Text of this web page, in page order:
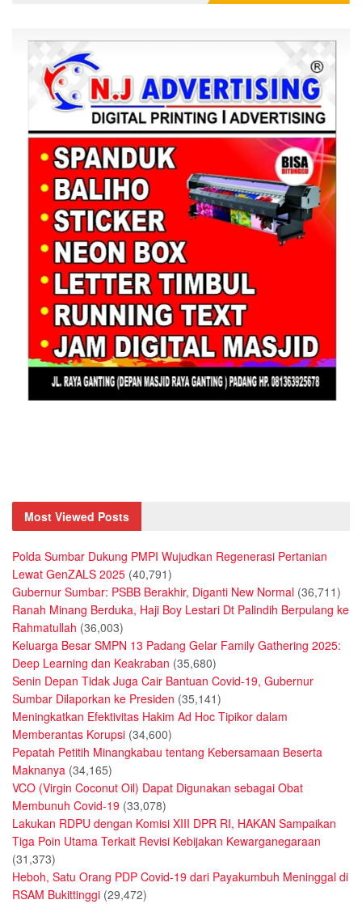
Most Viewed Posts
Polda Sumbar Dukung PMPI Wujudkan Regenerasi Pertanian
Lewat GenZALS 2025 (40,791)
Gubernur Sumbar: PSBB Berakhir, Diganti New Normal (36,711)
Ranah Minang Berduka, Haji Boy Lestari Dt Palindih Berpulang ke
Rahmatullah (36,003)
Keluarga Besar SMPN 13 Padang Gelar Family Gathering 2025:
Deep Learning dan Keakraban (35,680)
Senin Depan Tidak Juga Cair Bantuan Covid-19, Gubernur
Sumbar Dilaporkan ke Presiden (35,141)
Meningkatkan Efektivitas Hakim Ad Hoc Tipikor dalam
Memberantas Korupsi (34,600)
Pepatah Petitih Minangkabau tentang Kebersamaan Beserta
Maknanya (34,165)
VCO (Virgin Coconut Oil) Dapat Digunakan sebagai Obat
Membunuh Covid-19 (33,078)
Lakukan RDPU dengan Komisi XIII DPR RI, HAKAN Sampaikan
Tiga Poin Utama Terkait Revisi Kebijakan Kewarganegaraan
(31,373)
Heboh, Satu Orang PDP Covid-19 dari Payakumbuh Meninggal di
RSAM Bukittinggi (29,472)